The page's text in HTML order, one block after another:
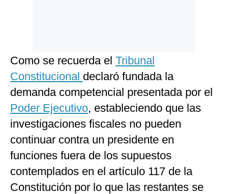
Como se recuerda el Tribunal
Constitucional declaró fundada la
demanda competencial presentada por el
Poder Ejecutivo, estableciendo que las
investigaciones fiscales no pueden
continuar contra un presidente en
funciones fuera de los supuestos
contemplados en el artículo 117 de la
Constitución por lo que las restantes se